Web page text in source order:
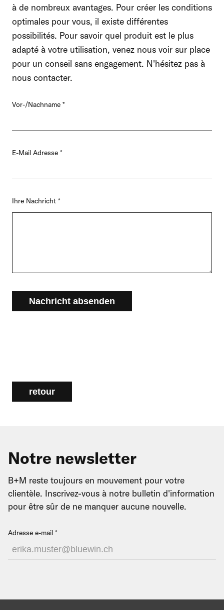
à de nombreux avantages. Pour créer les conditions
optimales pour vous, il existe différentes
possibilités. Pour savoir quel produit est le plus
adapté à votre utilisation, venez nous voir sur place
pour un conseil sans engagement. N'hésitez pas à
nous contacter.
Vor-/Nachname
E-Mail Adresse
Ihre Nachricht
Notre newsletter
B+M reste toujours en mouvement pour votre
clientèle. Inscrivez-vous à notre bulletin d'information
pour être sûr de ne manquer aucune nouvelle.
Adresse e-mail